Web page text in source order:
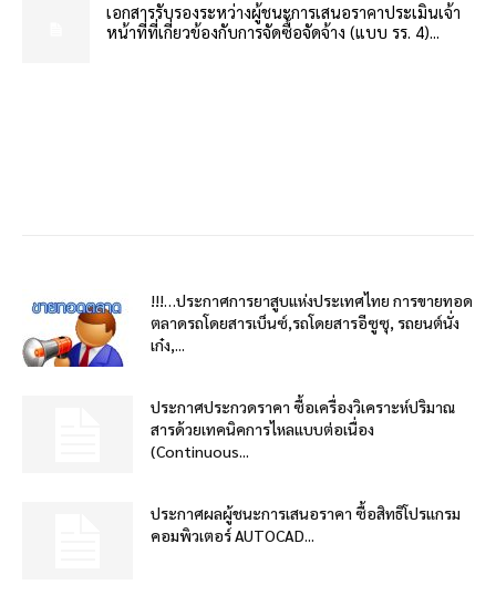
เอกสารรับรองระหว่างผู้ชนะการเสนอราคาประเมินเจ้า
หน้าที่ที่เกี่ยวข้องกับการจัดซื้อจัดจ้าง (แบบ รร. 4)...
!!!…ประกาศการยาสูบแห่งประเทศไทย การขายทอด
ตลาดรถโดยสารเบ็นซ์,รถโดยสารอีซูซุ, รถยนต์นั่ง
เก๋ง,...
ประกาศประกวดราคา ซื้อเครื่องวิเคราะห์ปริมาณ
สารด้วยเทคนิคการไหลแบบต่อเนื่อง
(Continuous...
ประกาศผลผู้ชนะการเสนอราคา ซื้อสิทธิโปรแกรม
คอมพิวเตอร์ AUTOCAD...